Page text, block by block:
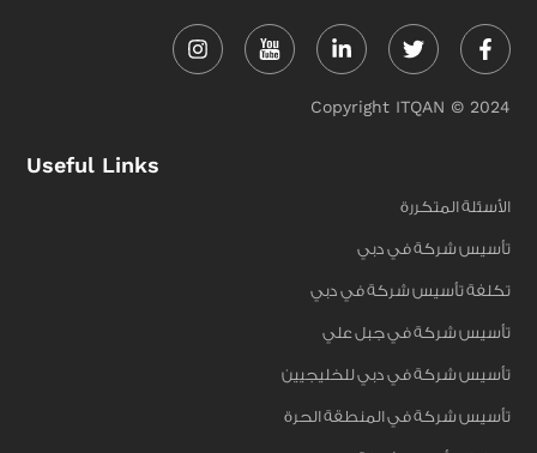
in f
Copyright ITQAN © 2024
Useful Links
الأسئلة المتكررة
تأسيس شركة في دبي
تكلفة تأسيس شركة في دبي
تأسيس شركة في جبل علي
تأسيس شركة في دبي للخليجيين
تأسيس شركة في المنطقة الحرة